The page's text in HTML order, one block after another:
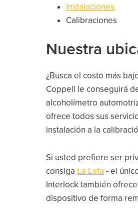
Instalaciones
Calibraciones
Nuestra
¿Busca el costo más
Coppell le conseguirá
alcoholímetro
ofrece todos sus
instalación a la
Si usted prefiere ser
consiga La Lata - el
Interlock también
dispositivo de forma